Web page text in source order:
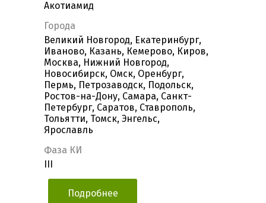
Акотиамид
Города
Великий Новгород, Екатеринбург,
Иваново, Казань, Кемерово, Киров,
Москва, Нижний Новгород,
Новосибирск, Омск, Оренбург,
Пермь, Петрозаводск, Подольск,
Ростов-на-Дону, Самара, Санкт-
Петербург, Саратов, Ставрополь,
Тольятти, Томск, Энгельс,
Ярославль
Фаза КИ
Подробнее